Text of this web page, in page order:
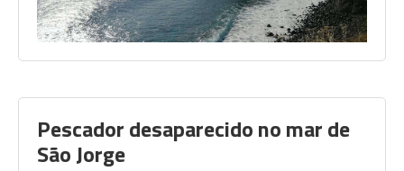
Pescador desaparecido no mar de
São Jorge